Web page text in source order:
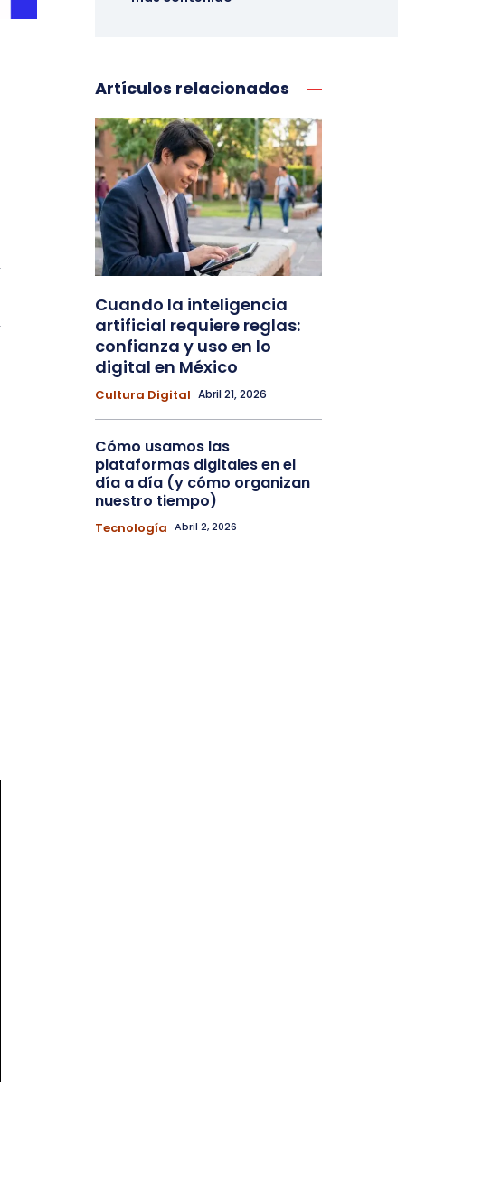
Artículos relacionados
Cuando la inteligencia
artificial requiere reglas:
confianza y uso en lo
digital en México
Cultura Digital Abril 21, 2026
Cómo usamos las
plataformas digitales en el
día a día (y cómo organizan
nuestro tiempo)
Tecnología Abril 2, 2026